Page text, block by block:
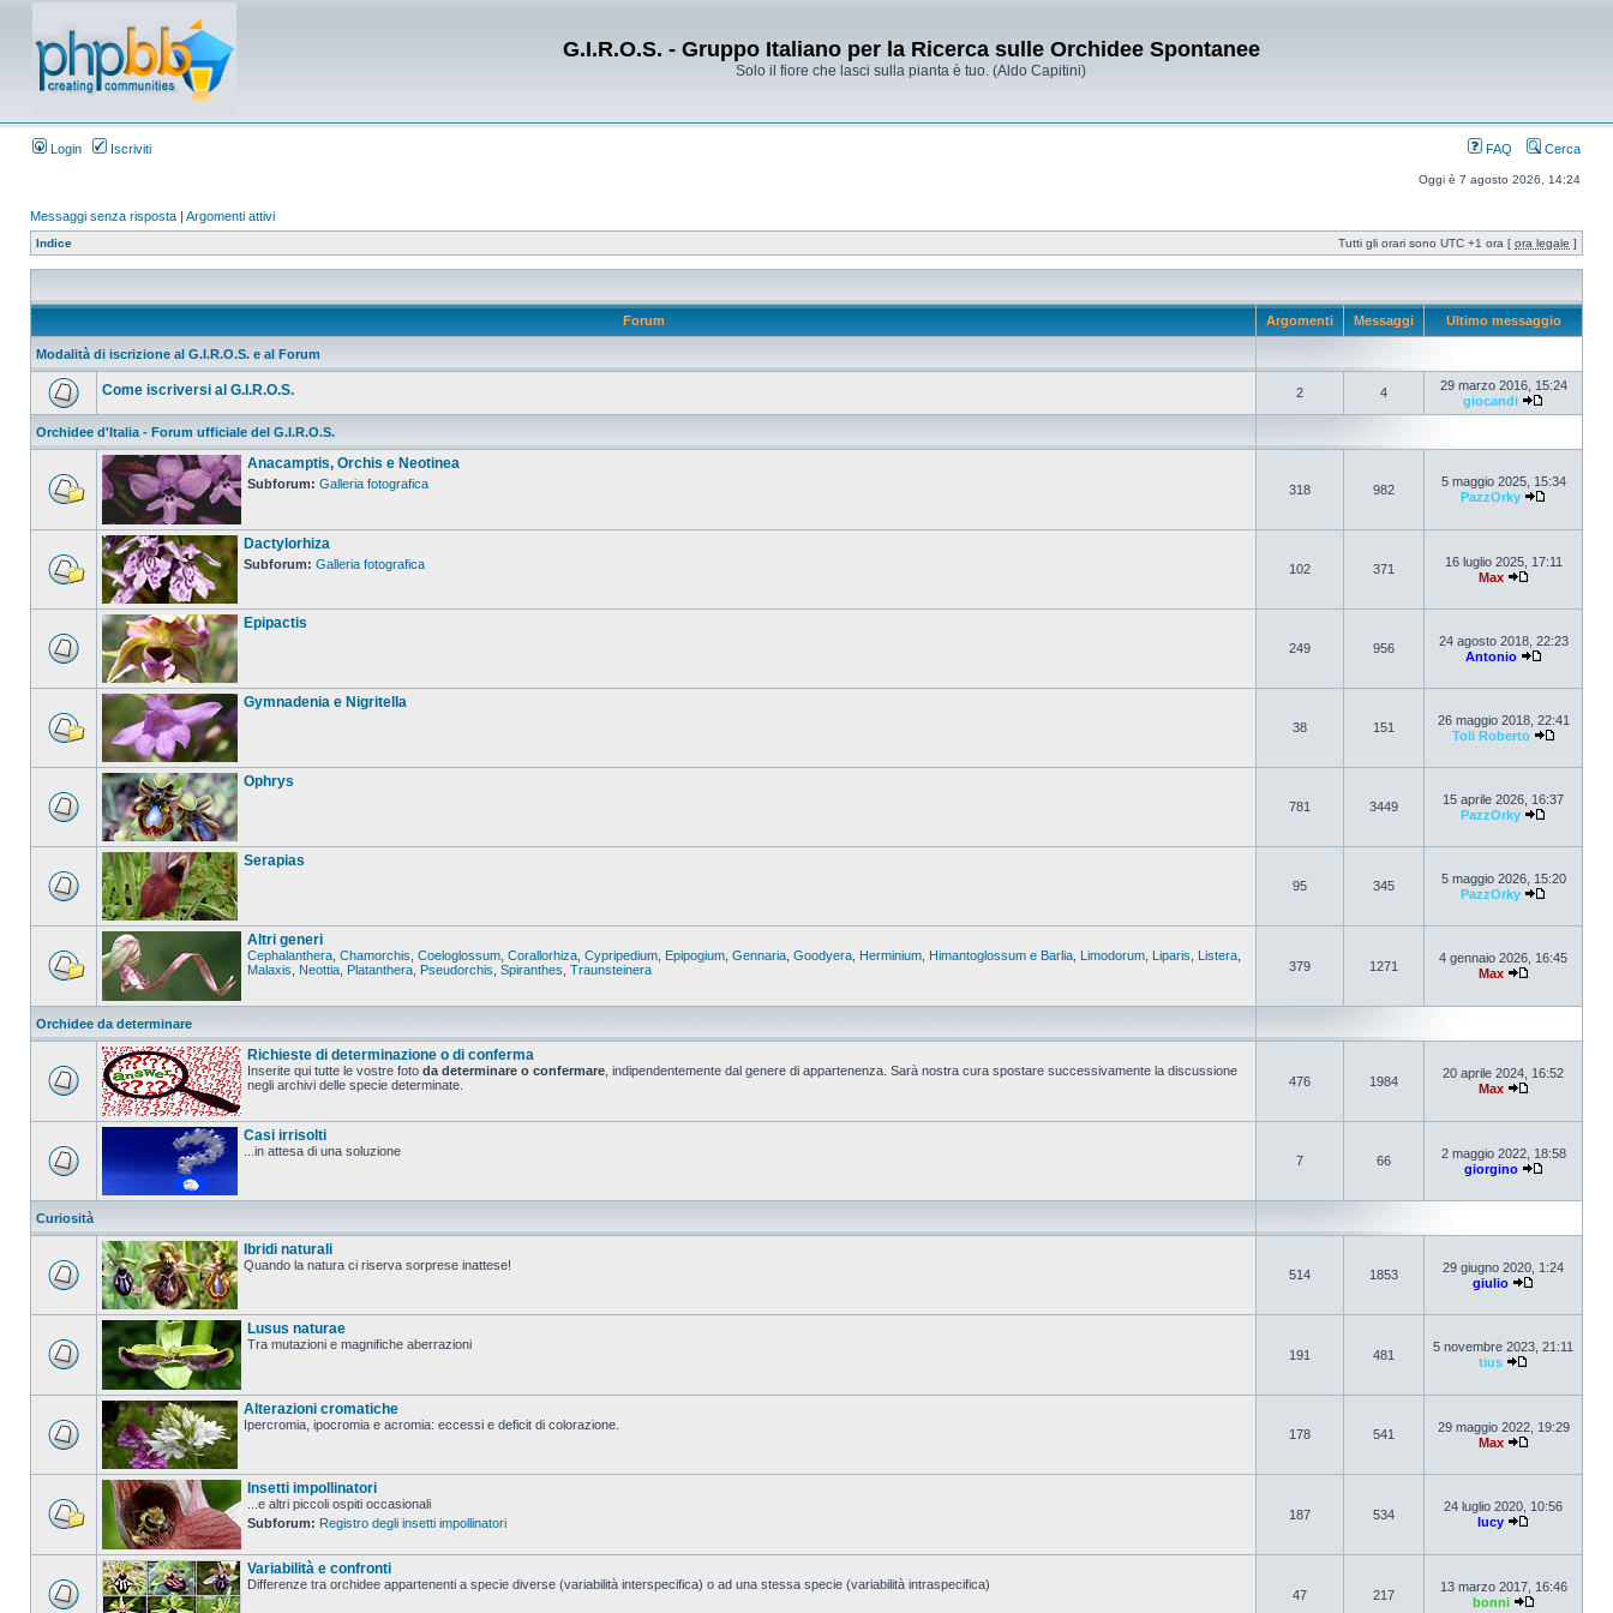
G.I.R.O.S. - Gruppo Italiano per la Ricerca sulle Orchidee Spontanee
Solo il fiore che lasci sulla pianta è tuo. (Aldo Capitini)
Login Iscriviti FAQ Cerca
Oggi è 7 agosto 2026, 14:24
Messaggi senza risposta | Argomenti attivi
Indice Tutti gli orari sono UTC +1 ora [ ora legale ]
Forum Argomenti Messaggi Ultimo messaggio
Modalità di iscrizione al G.I.R.O.S. e al Forum
Come iscriversi al G.I.R.O.S. 2 4
29 marzo 2016, 15:24
giocandi
Orchidee d'Italia - Forum ufficiale del G.I.R.O.S.
Anacamptis, Orchis e Neotinea
Subforum: Galleria fotografica 318 982
5 maggio 2025, 15:34
PazzOrky
Dactylorhiza
Subforum: Galleria fotografica 102 371
16 luglio 2025, 17:11
Max
Epipactis
249 956
24 agosto 2018, 22:23
Antonio
Gymnadenia e Nigritella
38 151
26 maggio 2018, 22:41
Toli Roberto
Ophrys
781 3449
15 aprile 2026, 16:37
PazzOrky
Serapias
95 345
5 maggio 2026, 15:20
PazzOrky
Altri generi
Cephalanthera Chamorchis Coeloglossum Corallorhiza Cypripedium Epipogium Gennaria Goodyera Herminium Himantoglossum e Barlia Limodorum Liparis Listera
Malaxis
Neottia Platanthera Pseudorchis Spiranthes Traunsteinera 379 1271
4 gennaio 2026, 16:45
Max
Orchidee da determinare
Richieste di determinazione o di conferma
Inserite qui tutte le vostre foto da determinare o confermare , indipendentemente dal genere di appartenenza. Sarà nostra cura spostare successivamente la discussione
negli archivi delle specie determinate.
476 1984
20 aprile 2024, 16:52
Max
Casi irrisolti
...in attesa di una soluzione
7 66
2 maggio 2022, 18:58
giorgino
Curiosità
Ibridi naturali
Quando la natura ci riserva sorprese inattese!
514 1853
29 giugno 2020, 1:24
giulio
Lusus naturae
Tra mutazioni e magnifiche aberrazioni
191 481
5 novembre 2023, 21:11
tius
Alterazioni cromatiche
Ipercromia, ipocromia e acromia: eccessi e deficit di colorazione.
178 541
29 maggio 2022, 19:29
Max
Insetti impollinatori
...e altri piccoli ospiti occasionali
Subforum: Registro degli insetti impollinatori
187 534
24 luglio 2020, 10:56
lucy
Variabilità e confronti
Differenze tra orchidee appartenenti a specie diverse (variabilità interspecifica) o ad una stessa specie (variabilità intraspecifica)
47 217
13 marzo 2017, 16:46
bonni